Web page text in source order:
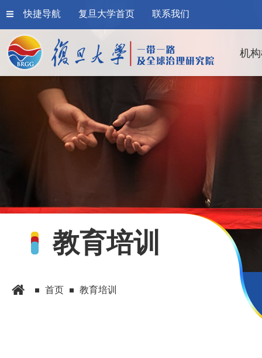
快捷导航 复旦大学首页 联系我们
机
教育培训
首页 教育培训